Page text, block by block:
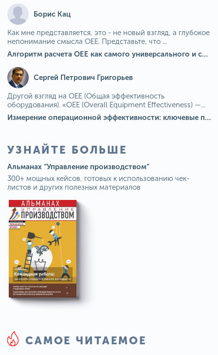
Борис Кац
Как мне представляется, это - не новый взгляд, а глубокое
непонимание смысла OEE. Представьте, что ...
Алгоритм расчета ОЕЕ как самого универсального и современного показателя эффективности оборудования в мире
Сергей Петрович Григорьев
Другой взгляд на OEE (Общая эффективность
оборудования). «OEE (Overall Equipment Effectiveness) —...
Измерение операционной эффективности: ключевые показатели для непрерывного совершенствования
УЗНАЙТЕ БОЛЬШЕ
Альманах “Управление производством”
300+ мощных кейсов, готовых к использованию чек-
листов и других полезных материалов
САМОЕ ЧИТАЕМОЕ